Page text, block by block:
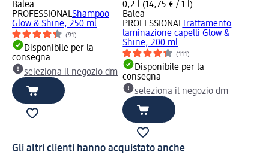
Balea
PROFESSIONALShampoo
Glow & Shine, 250 ml
(91)
Disponibile per la
consegna
seleziona il negozio dm
0,2 l (14,75 € / 1 l)
Balea
PROFESSIONALTrattamento
laminazione capelli Glow &
Shine, 200 ml
(111)
Disponibile per la
consegna
seleziona il negozio dm
Gli altri clienti hanno acquistato anche